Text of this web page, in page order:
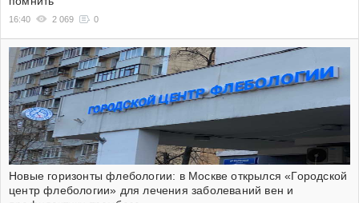
16:40 2 069 0
Новые горизонты флебологии: в Москве открылся «Городской
центр флебологии» для лечения заболеваний вен и